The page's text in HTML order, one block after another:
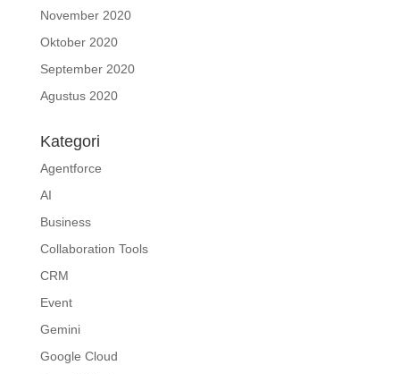
November 2020
Oktober 2020
September 2020
Agustus 2020
Kategori
Agentforce
AI
Business
Collaboration Tools
CRM
Event
Gemini
Google Cloud